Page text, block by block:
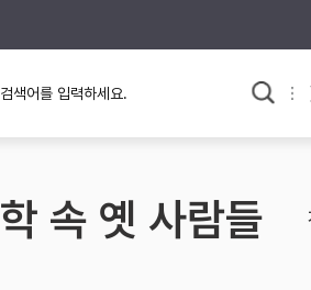
사료와 문학으로 본
고대
고려
속 옛 사람들